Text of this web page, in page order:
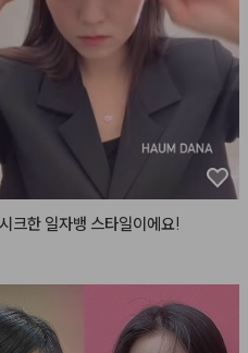
크한 일자뱅 스타일이에요!
하시고 예뻐지세요☁️